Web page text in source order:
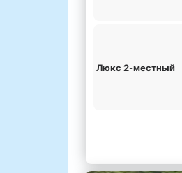
Люкс 2-местный